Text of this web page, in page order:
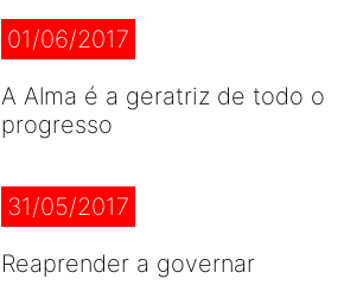
01/06/2017
A Alma é a geratriz de todo o
progresso
31/05/2017
Reaprender a governar